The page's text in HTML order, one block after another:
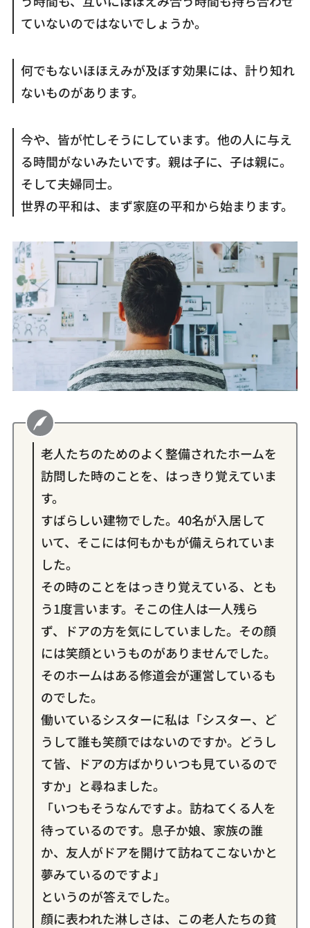
ていないのではないでしょうか。
何でもないほほえみが及ぼす効果には、計り知れ
ないものがあります。
今や、皆が忙しそうにしています。他の人に与え
る時間がないみたいです。親は子に、子は親に。
そして夫婦同士。
世界の平和は、まず家庭の平和から始まります。
老人たちのためのよく整備されたホームを
訪問した時のことを、はっきり覚えていま
す。
すばらしい建物でした。40名が入居して
いて、そこには何もかもが備えられていま
した。
その時のことをはっきり覚えている、とも
う1度言います。そこの住人は一人残ら
ず、ドアの方を気にしていました。その顔
には笑顔というものがありませんでした。
そのホームはある修道会が運営しているも
のでした。
働いているシスターに私は「シスター、ど
うして誰も笑顔ではないのですか。どうし
て皆、ドアの方ばかりいつも見ているので
すか」と尋ねました。
「いつもそうなんですよ。訪ねてくる人を
待っているのです。息子か娘、家族の誰
か、友人がドアを開けて訪ねてこないかと
夢みているのですよ」
というのが答えでした。
顔に表われた淋しさは、この老人たちの貧